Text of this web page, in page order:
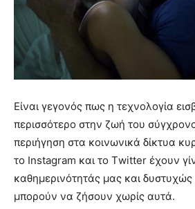
Είναι γεγονός πως η τεχνολογία
περισσότερο στην ζωή του
περιήγηση στα κοινωνικά δίκτυα
το Instagram και το Τwitter έχουν
καθημερινότητάς μας και δυστυχώς
μπορούν να ζήσουν χωρίς αυτά.